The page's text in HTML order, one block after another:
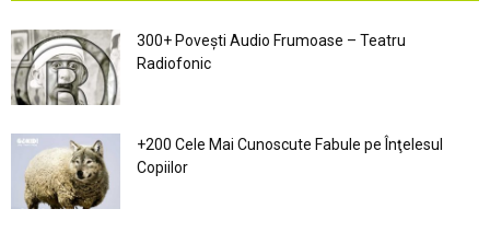
300+ Povești Audio Frumoase – Teatru
Radiofonic
+200 Cele Mai Cunoscute Fabule pe Înţelesul
Copiilor